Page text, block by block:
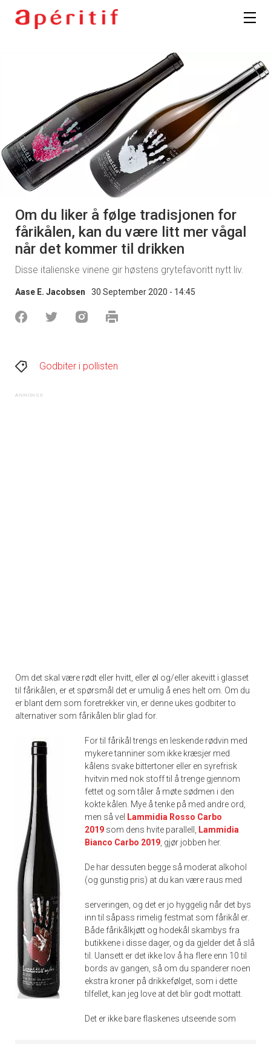
Om du liker å følge tradisjonen for
fårikålen, kan du være litt mer vågal
når det kommer til drikken
Disse italienske vinene gir høstens grytefavoritt nytt liv.
Aase E. Jacobsen 30 September 2020 - 14:45
Godbiter i pollisten
Om det skal være rødt eller hvitt, eller øl og/eller akevitt i glasset
til fårikålen, er et spørsmål det er umulig å enes helt om. Om du
er blant dem som foretrekker vin, er denne ukes godbiter to
alternativer som fårikålen blir glad for.
For til fårikål trengs en leskende rødvin med
mykere tanniner som ikke kræsjer med
kålens svake bittertoner eller en syrefrisk
hvitvin med nok stoff til å trenge gjennom
fettet og som tåler å møte sødmen i den
kokte kålen. Mye å tenke på med andre ord,
men så vel Lammidia Rosso Carbo
2019 som dens hvite parallell,
Lammidia
Bianco Carbo 2019, gjør jobben her.
De har dessuten begge så moderat alkohol
(og gunstig pris) at du kan være raus med
serveringen, og det er jo hyggelig når det bys
inn til såpass rimelig festmat som fårikål er.
Både fårikålkjøtt og hodekål skambys fra
butikkene i disse dager, og da gjelder det å slå
til. Uansett er det ikke lov å ha flere enn 10 til
bords av gangen, så om du spanderer noen
ekstra kroner på drikkefølget, som i dette
tilfellet, kan jeg love at det blir godt mottatt.
Det er ikke bare flaskenes utseende som